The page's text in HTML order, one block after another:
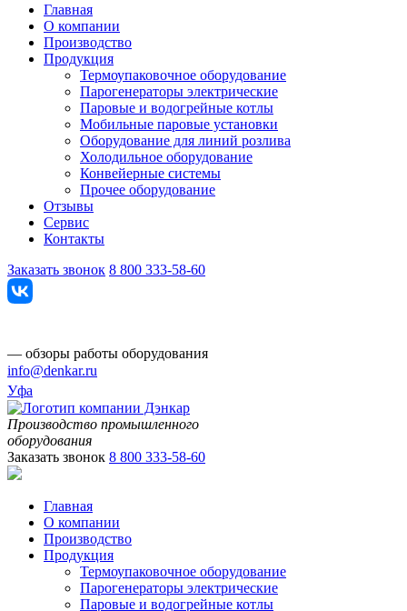
Главная
О компании
Производство
Продукция
Термоупаковочное оборудование
Парогенераторы электрические
Паровые и водогрейные котлы
Мобильные паровые установки
Оборудование для линий розлива
Холодильное оборудование
Конвейерные системы
Прочее оборудование
Отзывы
Сервис
Контакты
Заказать звонок 8 800 333-58-60
— обзоры работы оборудования
info@denkar.ru
Уфа
Производство промышленного
оборудования
Заказать звонок 8 800 333-58-60
Главная
О компании
Производство
Продукция
Термоупаковочное оборудование
Парогенераторы электрические
Паровые и водогрейные котлы